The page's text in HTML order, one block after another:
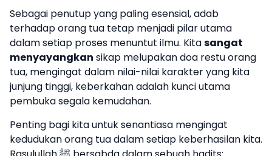
Sebagai penutup yang paling esensial, adab
terhadap orang tua tetap menjadi pilar utama
dalam setiap proses menuntut ilmu. Kitasangat
menyayangkan sikap melupakan doa restu orang
tua, mengingat dalam nilai-nilai karakter yang kita
junjung tinggi, keberkahan adalah kunci utama
pembuka segala kemudahan.
Penting bagi kita untuk senantiasa mengingat
kedudukan orang tua dalam setiap keberhasilan kita.